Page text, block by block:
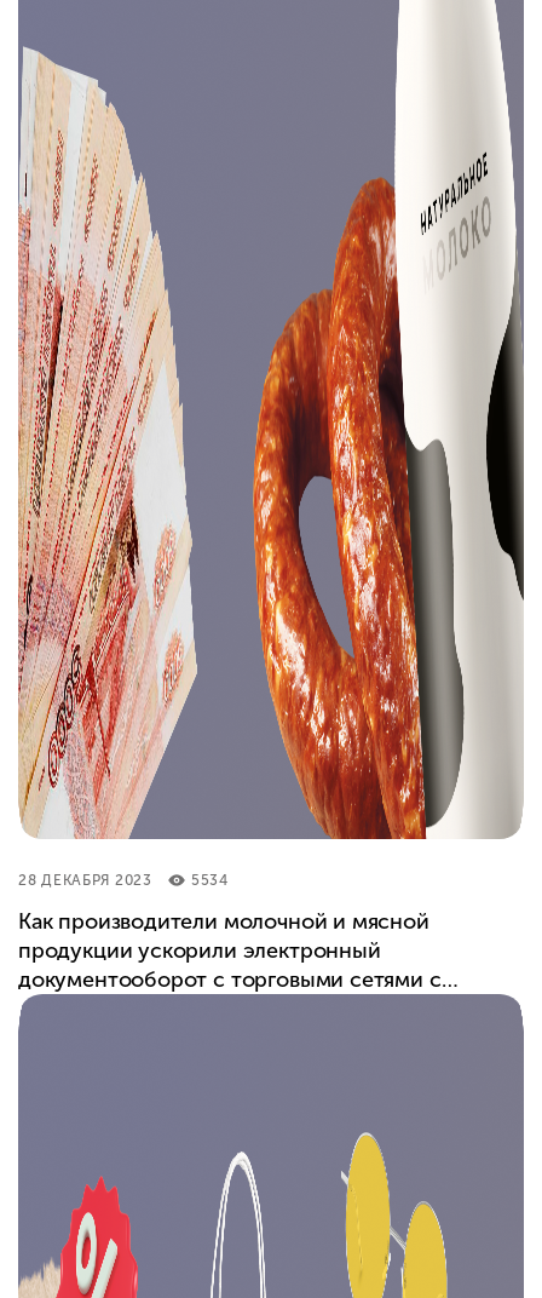
28 ДЕКАБРЯ 2023 5534
Как производители молочной и мясной
продукции ускорили электронный
документооборот с торговыми сетями с
помощью 1С:EDI